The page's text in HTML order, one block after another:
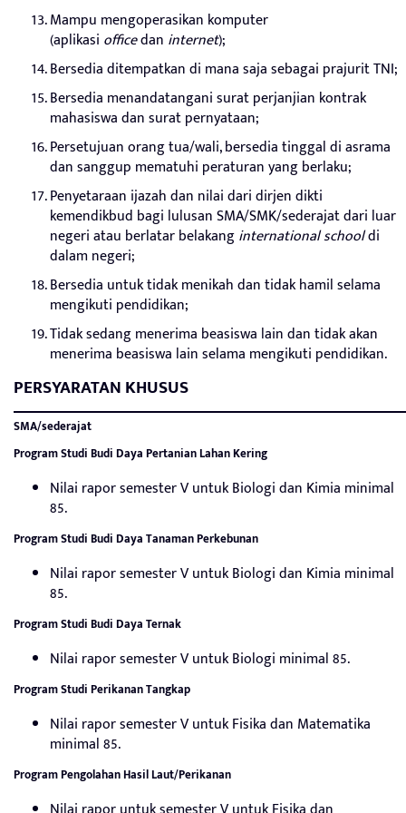
Mampu mengoperasikan komputer
(aplikasi officedan internet);
Bersedia ditempatkan di mana saja sebagai prajurit TNI;
Bersedia menandatangani surat perjanjian kontrak
mahasiswa dan surat pernyataan;
Persetujuan orang tua/wali, bersedia tinggal di asrama
dan sanggup mematuhi peraturan yang berlaku;
Penyetaraan ijazah dan nilai dari dirjen dikti
kemendikbud bagi lulusan SMA/SMK/sederajat dari luar
negeri atau berlatar belakanginternational schooldi
dalam negeri;
Bersedia untuk tidak menikah dan tidak hamil selama
mengikuti pendidikan;
Tidak sedang menerima beasiswa lain dan tidak akan
menerima beasiswa lain selama mengikuti pendidikan.
PERSYARATAN KHUSUS
SMA/sederajat
Program Studi Budi Daya Pertanian Lahan Kering
Nilai rapor semester V untuk Biologi dan Kimia minimal
85.
Program Studi Budi Daya Tanaman Perkebunan
Nilai rapor semester V untuk Biologi dan Kimia minimal
85.
Program Studi Budi Daya Ternak
Nilai rapor semester V untuk Biologi minimal 85.
Program Studi Perikanan Tangkap
Nilai rapor semester V untuk Fisika dan Matematika
minimal 85.
Program Pengolahan Hasil Laut/Perikanan